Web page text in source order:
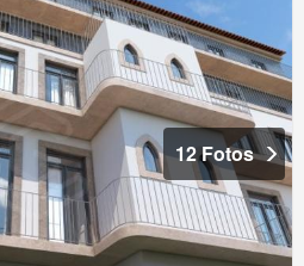
12 Fotos